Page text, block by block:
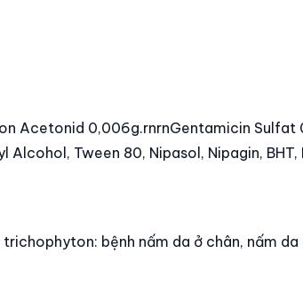
Acetonid 0,006g.rnrnGentamicin Sulfat
Tween 80, Nipasol, Nipagin,
bệnh nấm da ở chân, nấm